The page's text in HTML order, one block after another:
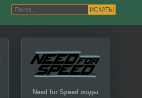
ИСКАТЬ!
Need for Speed моды